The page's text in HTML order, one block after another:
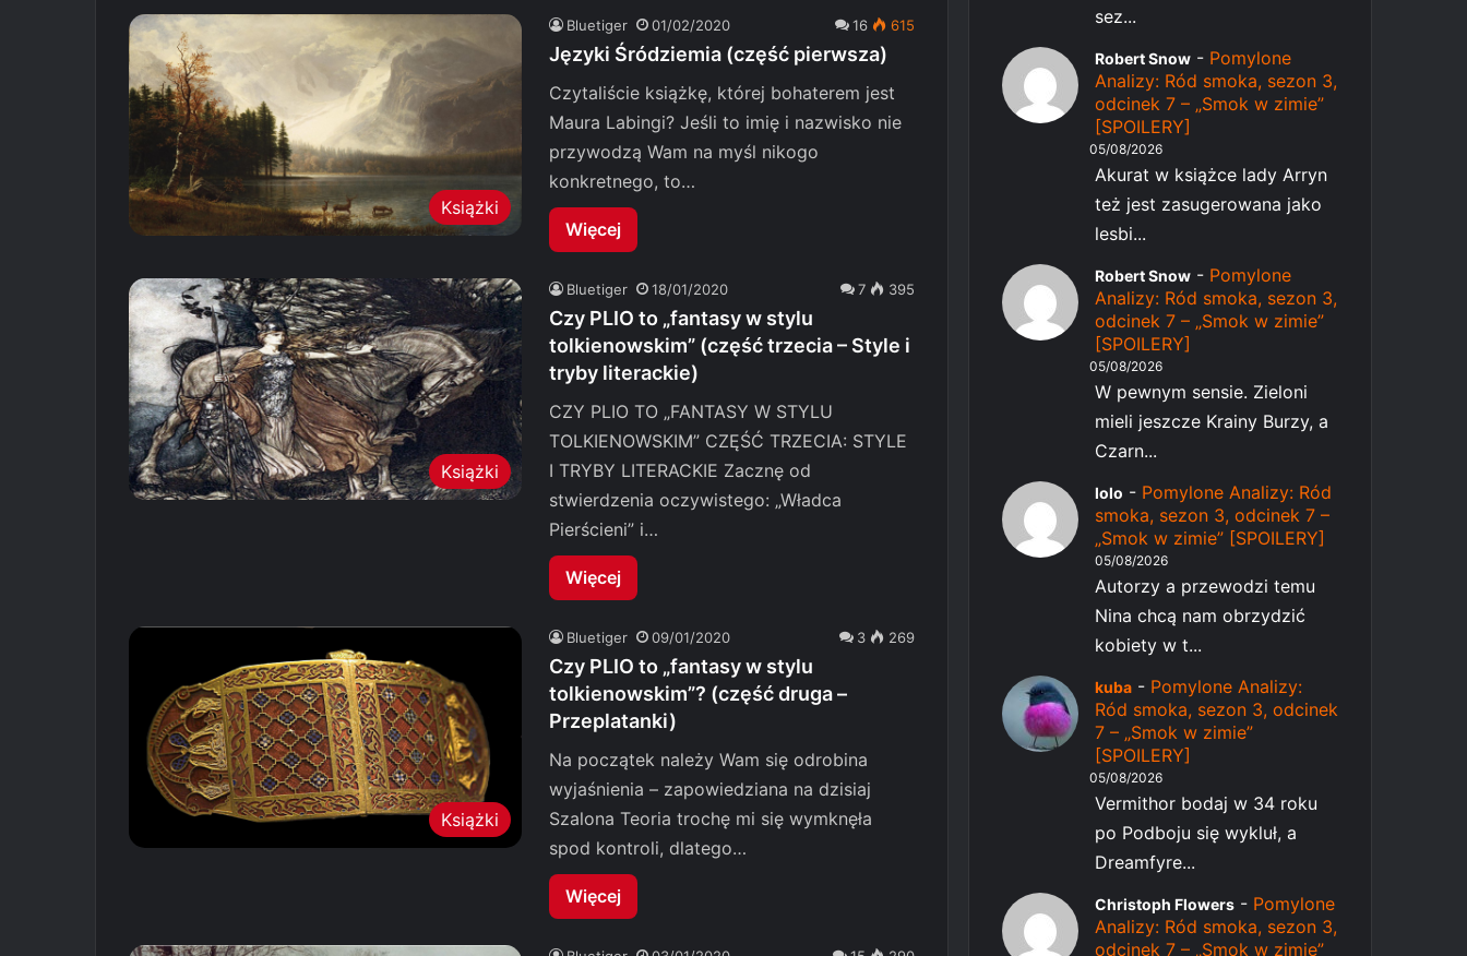
Książki
Bluetiger 01/02/2020 16 615
Języki Śródziemia (część pierwsza)
Czytaliście książkę, której bohaterem jest
Maura Labingi? Jeśli to imię i nazwisko nie
przywodzą Wam na myśl nikogo
konkretnego, to…
Więcej
Książki
Bluetiger 18/01/2020 7 395
Czy PLIO to „fantasy w stylu
tolkienowskim” (część trzecia – Style i
tryby literackie)
CZY PLIO TO „FANTASY W STYLU
TOLKIENOWSKIM” CZĘŚĆ TRZECIA: STYLE
I TRYBY LITERACKIE Zacznę od
stwierdzenia oczywistego: „Władca
Pierścieni” i…
Więcej
Książki
Bluetiger 09/01/2020 3 269
Czy PLIO to „fantasy w stylu
tolkienowskim”? (część druga –
Przeplatanki)
Na początek należy Wam się odrobina
wyjaśnienia – zapowiedziana na dzisiaj
Szalona Teoria trochę mi się wymknęła
spod kontroli, dlatego…
Więcej
sez...
Robert Snow - Pomylone
Analizy: Ród smoka, sezon 3,
odcinek 7 – „Smok w zimie”
[SPOILERY]
05/08/2026
Akurat w książce lady Arryn
też jest zasugerowana jako
lesbi...
Robert Snow - Pomylone
Analizy: Ród smoka, sezon 3,
odcinek 7 – „Smok w zimie”
[SPOILERY]
05/08/2026
W pewnym sensie. Zieloni
mieli jeszcze Krainy Burzy, a
Czarn...
lolo - Pomylone Analizy: Ród
smoka, sezon 3, odcinek 7 –
„Smok w zimie” [SPOILERY]
05/08/2026
Autorzy a przewodzi temu
Nina chcą nam obrzydzić
kobiety w t...
kuba - Pomylone Analizy:
Ród smoka, sezon 3, odcinek
7 – „Smok w zimie”
[SPOILERY]
05/08/2026
Vermithor bodaj w 34 roku
po Podboju się wykluł, a
Dreamfyre...
Christoph Flowers - Pomylone
Analizy: Ród smoka, sezon 3,
odcinek 7 – „Smok w zimie”